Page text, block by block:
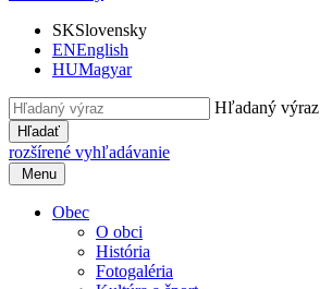
SKSlovensky
ENEnglish
HUMagyar
Hľadaný výraz
Hľadať
rozšírené vyhľadávanie
Menu
Obec
O obci
História
Fotogaléria